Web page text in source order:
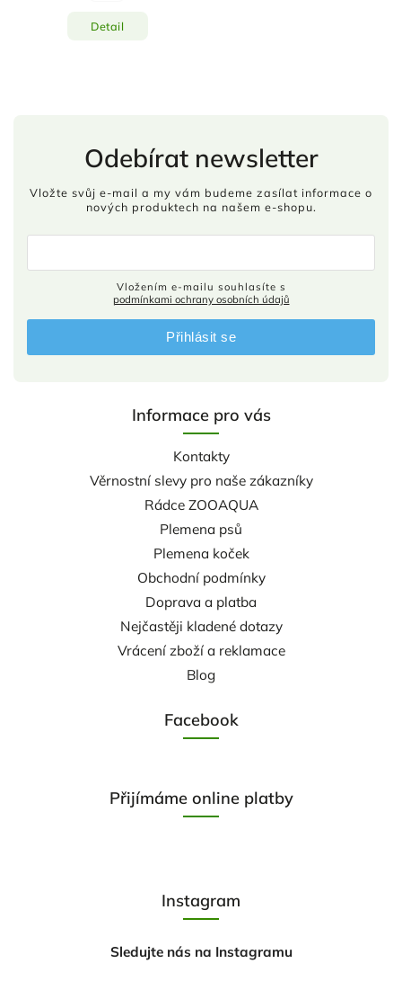
Detail
Informace pro vás
Kontakty
Věrnostní slevy pro naše zákazníky
Rádce ZOOAQUA
Plemena psů
Plemena koček
Obchodní podmínky
Doprava a platba
Nejčastěji kladené dotazy
Vrácení zboží a reklamace
Blog
Facebook
Odebírat newsletter
Vložte svůj e-mail a my vám budeme zasílat informace o
nových produktech na našem e-shopu.
podmínkami ochrany osobních údajů
Přihlásit se
Přijímáme online platby
Instagram
Sledujte nás na Instagramu